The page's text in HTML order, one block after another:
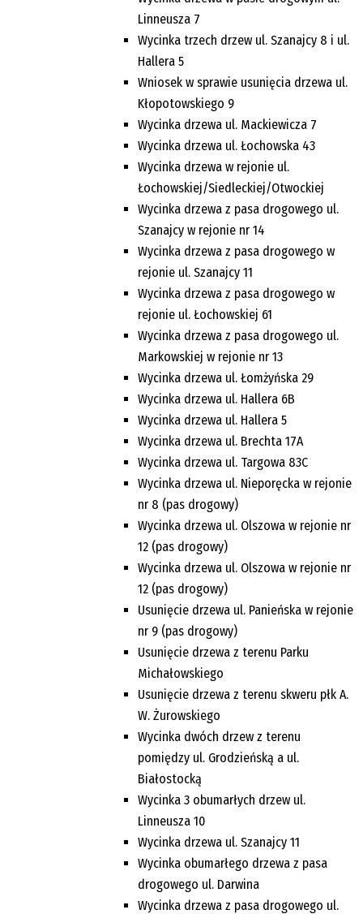
Linneusza 7
Wycinka trzech drzew ul. Szanajcy 8 i ul.
Hallera 5
Wniosek w sprawie usunięcia drzewa ul.
Kłopotowskiego 9
Wycinka drzewa ul. Mackiewicza 7
Wycinka drzewa ul. Łochowska 43
Wycinka drzewa w rejonie ul.
Łochowskiej/Siedleckiej/Otwockiej
Wycinka drzewa z pasa drogowego ul.
Szanajcy w rejonie nr 14
Wycinka drzewa z pasa drogowego w
rejonie ul. Szanajcy 11
Wycinka drzewa z pasa drogowego w
rejonie ul. Łochowskiej 61
Wycinka drzewa z pasa drogowego ul.
Markowskiej w rejonie nr 13
Wycinka drzewa ul. Łomżyńska 29
Wycinka drzewa ul. Hallera 6B
Wycinka drzewa ul. Hallera 5
Wycinka drzewa ul. Brechta 17A
Wycinka drzewa ul. Targowa 83C
Wycinka drzewa ul. Nieporęcka w rejonie
nr 8 (pas drogowy)
Wycinka drzewa ul. Olszowa w rejonie nr
12 (pas drogowy)
Wycinka drzewa ul. Olszowa w rejonie nr
12 (pas drogowy)
Usunięcie drzewa ul. Panieńska w rejonie
nr 9 (pas drogowy)
Usunięcie drzewa z terenu Parku
Michałowskiego
Usunięcie drzewa z terenu skweru płk A.
W. Żurowskiego
Wycinka dwóch drzew z terenu
pomiędzy ul. Grodzieńską a ul.
Białostocką
Wycinka 3 obumarłych drzew ul.
Linneusza 10
Wycinka drzewa ul. Szanajcy 11
Wycinka obumarłego drzewa z pasa
drogowego ul. Darwina
Wycinka drzewa z pasa drogowego ul.